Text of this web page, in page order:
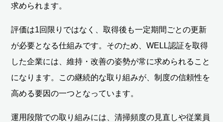
求められます。
評価は1回限りではなく、取得後も一定期間ごとの更新
が必要となる仕組みです。そのため、WELL認証を取得
した企業には、維持・改善の姿勢が常に求められること
になります。この継続的な取り組みが、制度の信頼性を
高める要因の一つとなっています。
運用段階での取り組みには、清掃頻度の見直しや従業員